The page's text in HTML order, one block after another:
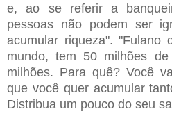
e, ao se referir a
pessoas não podem ser
acumular riqueza".
mundo, tem 50 milhões
milhões. Para quê? Você
que você quer acumular
Distribua um pouco do seu